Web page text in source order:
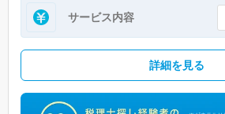
サービス内容
詳細を見る